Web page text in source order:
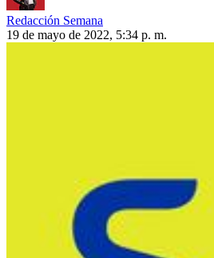
Redacción Semana
19 de mayo de 2022, 5:34 p. m.